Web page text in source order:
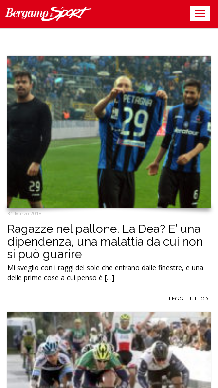
31 Marzo 2018
Ragazze nel pallone. La Dea? E’ una
dipendenza, una malattia da cui non
si può guarire
Mi sveglio con i raggi del sole che entrano dalle finestre, e una
delle prime cose a cui penso è […]
LEGGI TUTTO